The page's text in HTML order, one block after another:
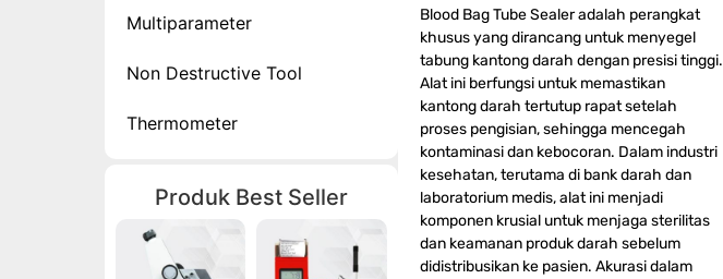
Multiparameter
Non Destructive Tool
Thermometer
Produk Best Seller
Blood Bag Tube Sealer adalah perangkat
khusus yang dirancang untuk menyegel
tabung kantong darah dengan presisi tinggi.
Alat ini berfungsi untuk memastikan
kantong darah tertutup rapat setelah
proses pengisian, sehingga mencegah
kontaminasi dan kebocoran. Dalam industri
kesehatan, terutama di bank darah dan
laboratorium medis, alat ini menjadi
komponen krusial untuk menjaga sterilitas
dan keamanan produk darah sebelum
didistribusikan ke pasien. Akurasi dalam